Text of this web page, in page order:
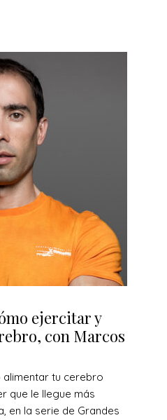
ejercitar y
con Marcos
tu cerebro
que le llegue más
en la serie de Grandes